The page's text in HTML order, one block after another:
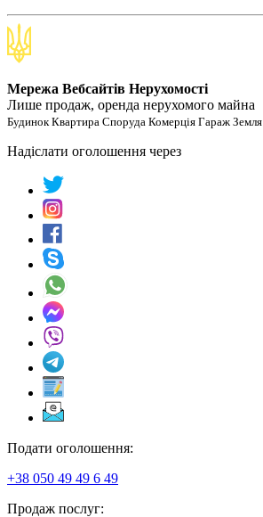
Мережа Вебсайтів Нерухомості
Лише продаж, оренда нерухомого майна
Будинок Квартира Споруда Комерція Гараж Земля
Надіслати оголошення через
Подати оголошення:
+38 050 49 49 6 49
Продаж послуг: